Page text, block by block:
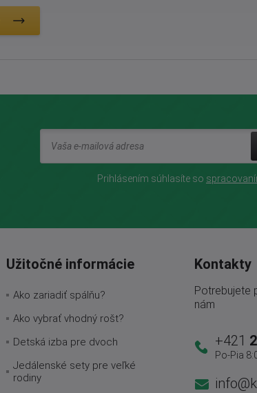
Prihlásením súhlasíte so
Užitočné informácie
Ako zariadiť spálňu?
Ako vybrať vhodný rošt?
Detská izba pre dvoch
Jedálenské sety pre veľké
rodiny
Kontakty
Potrebujete
nám
+421
Po-Pia